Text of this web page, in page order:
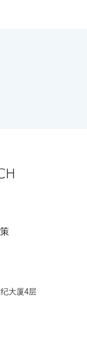
大厦4层